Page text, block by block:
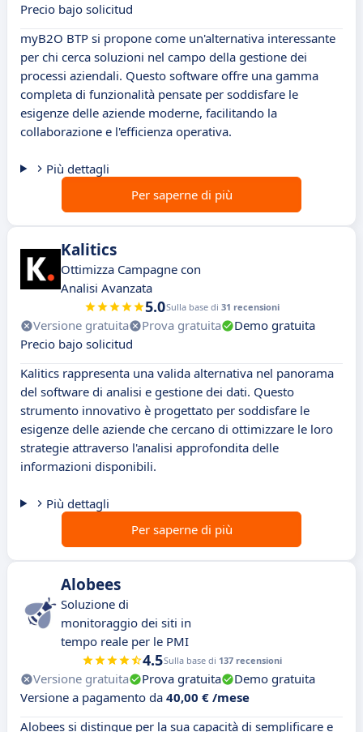
Precio bajo solicitud
myB2O BTP si propone come un'alternativa interessante
per chi cerca soluzioni nel campo della gestione dei
processi aziendali. Questo software offre una gamma
completa di funzionalità pensate per soddisfare le
esigenze delle aziende moderne, facilitando la
collaborazione e l'efficienza operativa.
Più dettagli
Per saperne di più
Kalitics
Ottimizza Campagne con
Analisi Avanzata
5.0Sulla base di 31 recensioni
Versione gratuita Prova gratuita
Demo gratuita
Precio bajo solicitud
Kalitics rappresenta una valida alternativa nel panorama
del software di analisi e gestione dei dati. Questo
strumento innovativo è progettato per soddisfare le
esigenze delle aziende che cercano di ottimizzare le loro
strategie attraverso l'analisi approfondita delle
informazioni disponibili.
Più dettagli
Per saperne di più
Alobees
Soluzione di
monitoraggio dei siti in
tempo reale per le PMI
4.5Sulla base di 137 recensioni
Versione gratuita Prova gratuita
Demo gratuita
Versione a pagamento da 40,00 € /mese
Alobees si distingue per la sua capacità di semplificare e